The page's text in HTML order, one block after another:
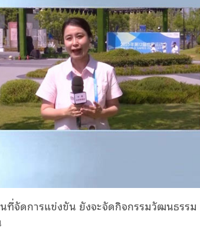
จัดการแข่งขัน ยังจะจัดกิจกรรมวัฒนธรรม